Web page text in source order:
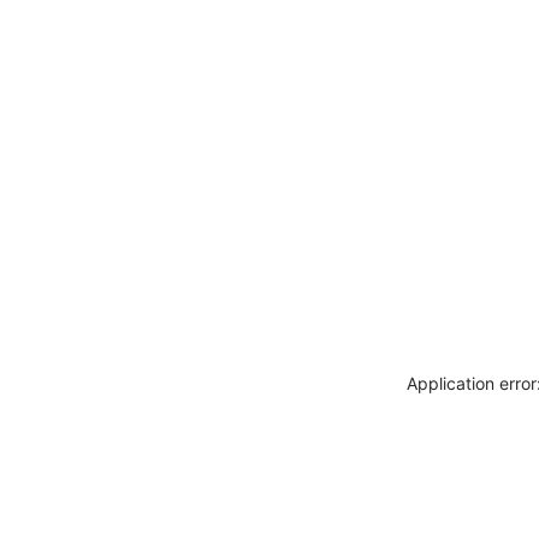
Application